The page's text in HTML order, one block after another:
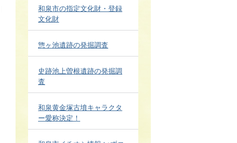
和泉市の指定文化財・登録
文化財
惣ヶ池遺跡の発掘調査
史跡池上曽根遺跡の発掘調
査
和泉黄金塚古墳キャラクタ
ー愛称決定！